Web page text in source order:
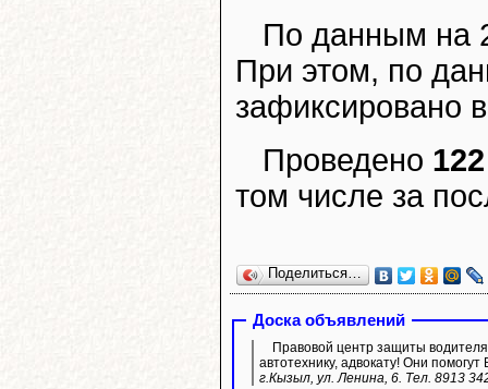
По данным на
При этом, по
зафиксировано
Проведено
том числе за
Поделиться…
Доска объявлений
Правовой центр защиты
автотехнику, адвокату! Они
г.Кызыл, ул. Ленина, 6. Тел. 8913